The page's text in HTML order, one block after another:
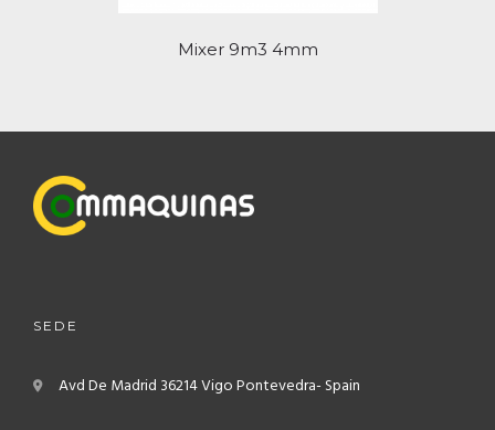
Mixer 9m3 4mm
SEDE
Avd De Madrid 36214 VigoPontevedra- Spain